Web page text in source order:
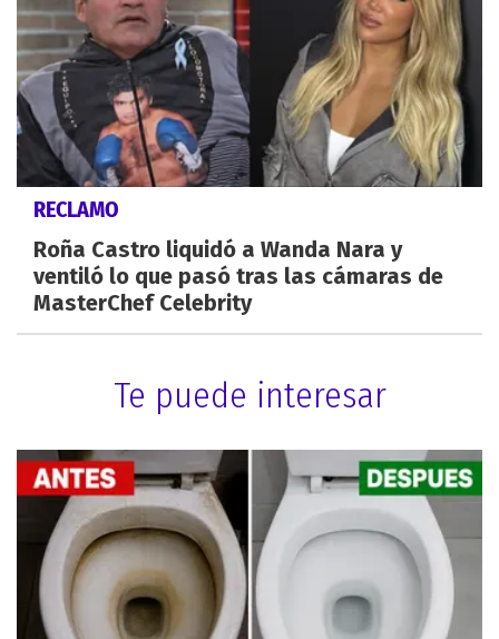
RECLAMO
Roña Castro liquidó a Wanda Nara y
ventiló lo que pasó tras las cámaras de
MasterChef Celebrity
Te puede interesar